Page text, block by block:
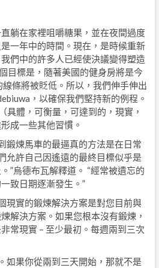
躺在家裡咀嚼糖果，並在夜間過度
一年中的時間。現在，是時候重新
們中的許多人已經使決議變得塑造
目標是，隨著美國的健身房將是今
條將被貶低。所以，我們伸手伸出
，以確保我們堅持新的例程。
具體，可衡量，可達到的，現實，
成一些其他習慣。
鍛煉馬車的最逼真的方法是在日常
允許自己因遙遠的最終目標似乎是
”烏德布瓦解釋道。 “經常被遺忘的
致日期逐漸發生。”
現實的鍛煉解決方案是對您目前與
解決方案。如果您根本沒有鍛煉，
常現實 – 至少最初。每週兩到三次
如果你從兩到三天開始，那就不是